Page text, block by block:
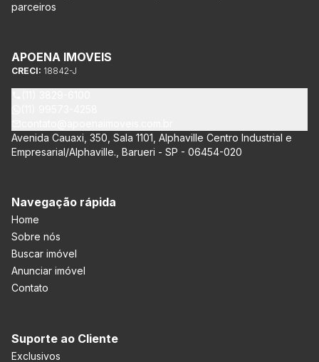
parceiros
APOENA IMOVEIS
CRECI: 18842-J
Avenida Cauaxi, 350, Sala 1101, Alphaville Centro Industrial e
Empresarial/Alphaville., Barueri - SP - 06454-020
Navegação rápida
Home
Sobre nós
Buscar imóvel
Anunciar imóvel
Contato
Suporte ao Cliente
Exclusivos